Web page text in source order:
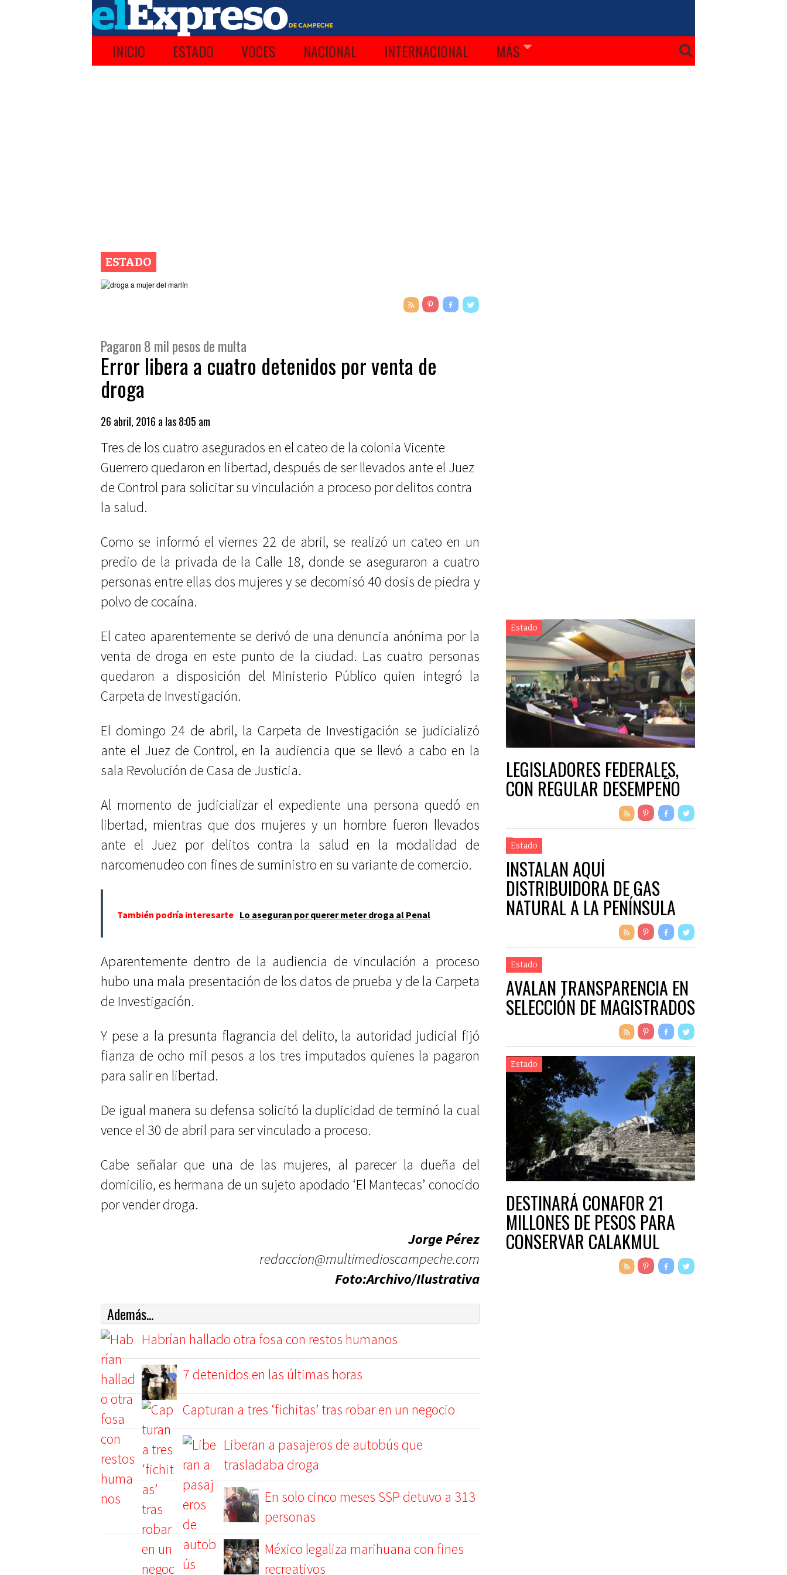
INICIO ESTADO VOCES NACIONAL INTERNACIONAL MÁS
ESTADO
Pagaron 8 mil pesos de multa
Error libera a cuatro detenidos por venta de
droga
26 abril, 2016 a las 8:05 am
Tres de los cuatro asegurados en el cateo de la colonia Vicente
Guerrero quedaron en libertad, después de ser llevados ante el Juez
de Control para solicitar su vinculación a proceso por delitos contra
la salud.
Como se informó el viernes 22 de abril, se realizó un cateo en un
predio de la privada de la Calle 18, donde se aseguraron a cuatro
personas entre ellas dos mujeres y se decomisó 40 dosis de piedra y
polvo de cocaína.
El cateo aparentemente se derivó de una denuncia anónima por la
venta de droga en este punto de la ciudad. Las cuatro personas
quedaron a disposición del Ministerio Público quien integró la
Carpeta de Investigación.
El domingo 24 de abril, la Carpeta de Investigación se judicializó
ante el Juez de Control, en la audiencia que se llevó a cabo en la
sala Revolución de Casa de Justicia.
Al momento de judicializar el expediente una persona quedó en
libertad, mientras que dos mujeres y un hombre fueron llevados
ante el Juez por delitos contra la salud en la modalidad de
narcomenudeo con fines de suministro en su variante de comercio.
También podría interesarte Lo aseguran por querer meter droga al Penal
Aparentemente dentro de la audiencia de vinculación a proceso
hubo una mala presentación de los datos de prueba y de la Carpeta
de Investigación.
Y pese a la presunta flagrancia del delito, la autoridad judicial fijó
fianza de ocho mil pesos a los tres imputados quienes la pagaron
para salir en libertad.
De igual manera su defensa solicitó la duplicidad de terminó la cual
vence el 30 de abril para ser vinculado a proceso.
Cabe señalar que una de las mujeres, al parecer la dueña del
domicilio, es hermana de un sujeto apodado ‘El Mantecas’ conocido
por vender droga.
Jorge Pérez
redaccion@multimedioscampeche.com
Foto:Archivo/Ilustrativa
Además...
Habrían hallado otra fosa con restos humanos
7 detenidos en las últimas horas
Capturan a tres ‘fichitas’ tras robar en un negocio
Liberan a pasajeros de autobús que
trasladaba droga
En solo cinco meses SSP detuvo a 313
personas
México legaliza marihuana con fines
recreativos
Estado
LEGISLADORES FEDERALES,
CON REGULAR DESEMPEÑO
Estado
INSTALAN AQUÍ
DISTRIBUIDORA DE GAS
NATURAL A LA PENÍNSULA
Estado
AVALAN TRANSPARENCIA EN
SELECCIÓN DE MAGISTRADOS
Estado
DESTINARÁ CONAFOR 21
MILLONES DE PESOS PARA
CONSERVAR CALAKMUL